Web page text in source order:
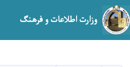
وزارت اطلاعات و فرهنگ